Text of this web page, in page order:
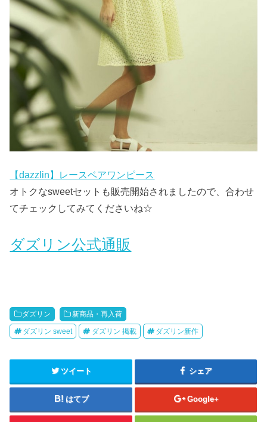
【dazzlin】レースベアワンピース
オトクなsweetセットも販売開始されましたので、合わせ
てチェックしてみてくださいね☆
ダズリン公式通販
ダズリン 新商品・再入荷
ダズリン sweet ダズリン 掲載 ダズリン新作
ツイート シェア
はてブ Google+